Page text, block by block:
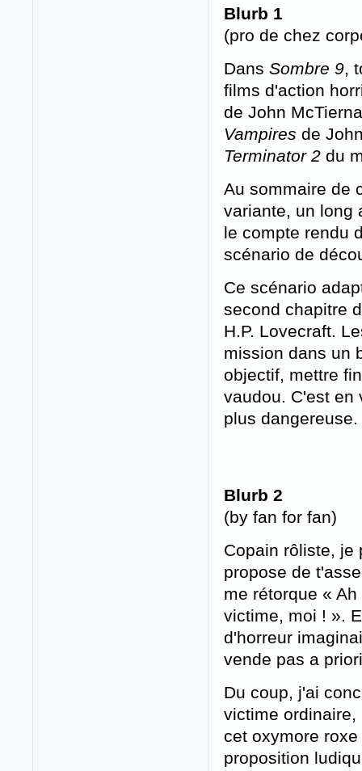
Blurb 1
(pro de chez
Dans Sombre 9,
films d'action
de John
Vampires de
Terminator 2 du
Au sommaire de
variante, un long
le compte rendu
scénario de
Ce scénario
second chapitre
H.P. Lovecraft.
mission dans un
objectif, mettre
vaudou. C'est en
plus dangereuse.
Blurb 2
(by fan for fan)
Copain rôliste, je
propose de
me rétorque «
victime, moi ! ».
d'horreur
vende pas a
Du coup, j'ai
victime
cet oxymore
proposition